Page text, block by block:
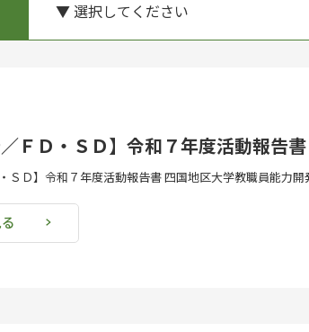
▼ 選択してください
／ＦＤ・ＳＤ】令和７年度活動報告書
ＳＤ】令和７年度活動報告書 四国地区大学教職員能